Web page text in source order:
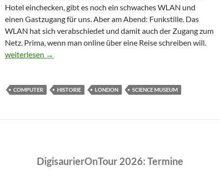
Hotel einchecken, gibt es noch ein schwaches WLAN und
einen Gastzugang für uns. Aber am Abend: Funkstille. Das
WLAN hat sich verabschiedet und damit auch der Zugang zum
Netz. Prima, wenn man online über eine Reise schreiben will.
Der Fluch des Science Museum
weiterlesen →
COMPUTER HISTORIE LONDON SCIENCE MUSEUM
DigisaurierOnTour 2026: Termine